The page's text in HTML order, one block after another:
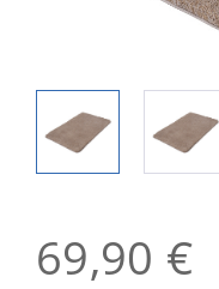
69,90 €